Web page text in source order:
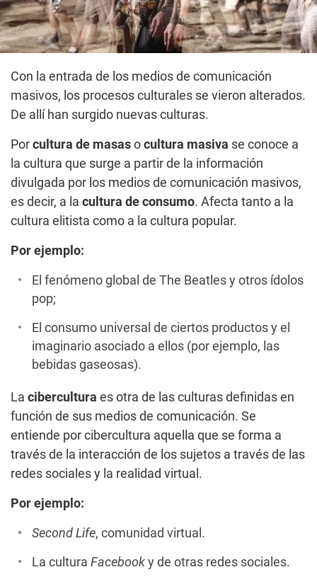
Con la entrada de los medios de comunicación
masivos, los procesos culturales se vieron alterados.
De allí han surgido nuevas culturas.
Por cultura de masas o cultura masiva se conoce a
la cultura que surge a partir de la información
divulgada por los medios de comunicación masivos,
es decir, a la cultura de consumo. Afecta tanto a la
cultura elitista como a la cultura popular.
Por ejemplo:
El fenómeno global de The Beatles y otros ídolos
pop;
El consumo universal de ciertos productos y el
imaginario asociado a ellos (por ejemplo, las
bebidas gaseosas).
La cibercultura es otra de las culturas definidas en
función de sus medios de comunicación. Se
entiende por cibercultura aquella que se forma a
través de la interacción de los sujetos a través de las
redes sociales y la realidad virtual.
Por ejemplo:
Second Life, comunidad virtual.
La cultura Facebook y de otras redes sociales.